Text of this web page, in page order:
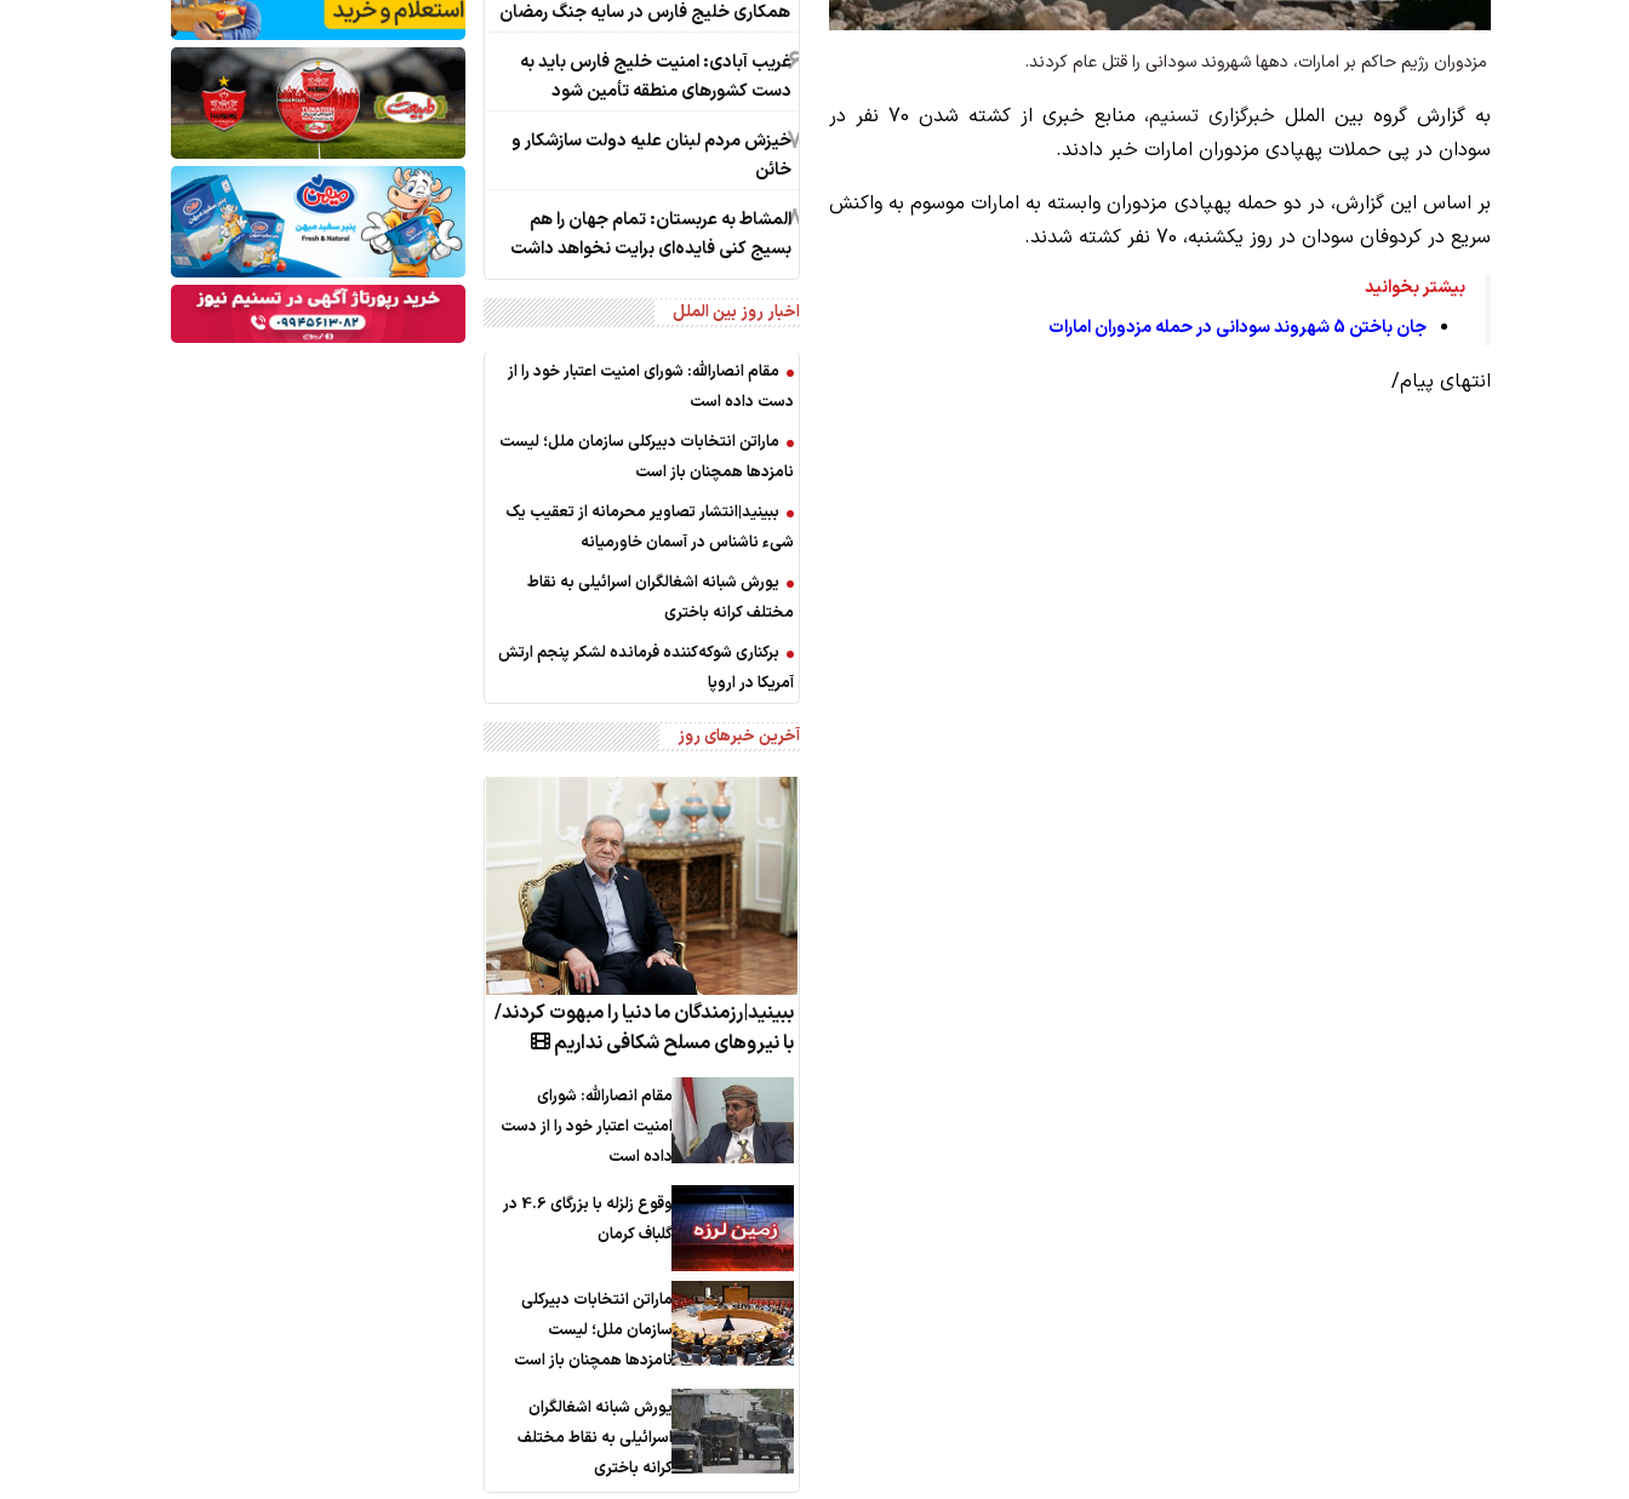
مزدوران رژیم حاکم بر امارات، دهها شهروند سودانی را قتل عام کردند.
به گزارش گروه بین الملل خبرگزاری تسنیم
، منابع خبری از کشته شدن 70 نفر در
سودان در پی حملات پهپادی مزدوران امارات خبر دادند.
بر اساس این گزارش، در دو حمله پهپادی مزدوران وابسته به امارات موسوم به واکنش
سریع در کردوفان سودان در روز یکشنبه، 70 نفر کشته شدند.
بیشتر بخوانید
جان باختن 5 شهروند سودانی در حمله مزدوران امارات
انتهای پیام/
همکاری خلیج فارس در سایه جنگ رمضان
6غریب آبادی: امنیت خلیج فارس باید به
دست کشورهای منطقه تأمین شود
7خیزش مردم لبنان علیه دولت سازشکار و
خائن
8المشاط به عربستان: تمام جهان را هم
بسیج کنی فایده‌ای برایت نخواهد داشت
اخبار روز بین الملل
مقام انصارالله: شورای امنیت اعتبار خود را از
دست داده است
ماراتن انتخابات دبیرکلی سازمان ملل؛ لیست
نامزدها همچنان باز است
ببینید|انتشار تصاویر محرمانه از تعقیب یک
شیء ناشناس در آسمان خاورمیانه
یورش شبانه اشغالگران اسرائیلی به نقاط
مختلف کرانه باختری
برکناری شوکه‌کننده فرمانده لشکر پنجم ارتش
آمریکا در اروپا
آخرین خبرهای روز
ببینید|رزمندگان ما دنیا را مبهوت کردند/
با نیروهای مسلح شکافی نداریم
مقام انصارالله: شورای
امنیت اعتبار خود را از دست
داده است
وقوع زلزله با بزرگای 4.6 در
گلباف کرمان
ماراتن انتخابات دبیرکلی
سازمان ملل؛ لیست
نامزدها همچنان باز است
یورش شبانه اشغالگران
اسرائیلی به نقاط مختلف
کرانه باختری